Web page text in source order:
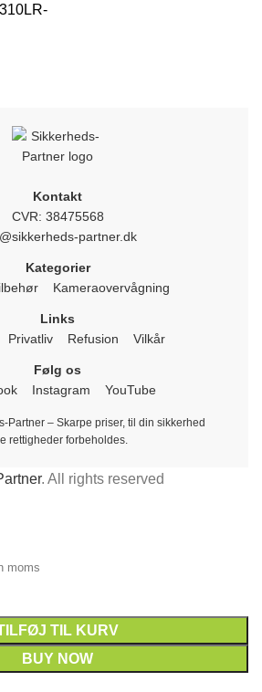
Kontakt
CVR: 38475568
partner.dk
Kategorier
Kameraovervågning
Links
Privatliv Refusion Vilkår
Følg os
Instagram YouTube
Partner – Skarpe priser, til din sikkerhed
rettigheder forbeholdes.
. All rights reserved
moms
TIL KURV
BUY NOW